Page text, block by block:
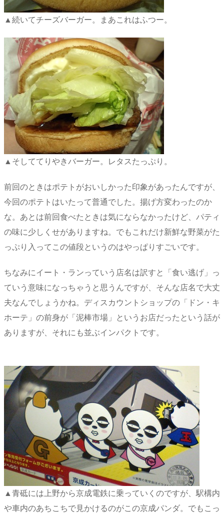
▲続いてチーズバーガー。まあこれはふつー。
▲そしててりやきバーガー。レタスたっぷり。
前回のときはポテトがおいしかった印象があったんですが、
今回のポテトはいたって普通でした。揚げ方変わったのか
な。あとは前回食べたときは気にならなかったけど、パティ
の味に少しくせがありますね。でもこれだけ新鮮な野菜がた
っぷり入ってこの値段というのはやっぱりすごいです。
ちなみにイート・ランっていう店名は訳すと「食い逃げ」っ
ていう意味になっちゃうと思うんですが、そんな店名で大丈
夫なんでしょうかね。ディスカウントショップの「ドン・キ
ホーテ」の前身が「泥棒市場」というお店だったという話が
ありますが、それにも並ぶインパクトです。
▲青砥には上野から京成電鉄に乗っていくのですが、駅構内
や車内のあちこちで見かけるのがこの京成パンダ。でもこっ